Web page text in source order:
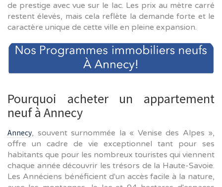
de prestige avec vue sur le lac. Les prix au mètre carré
restent élevés, mais cela reflète la demande forte et le
caractère unique de cette ville en pleine expansion.
Pourquoi acheter un appartement
neuf à Annecy
Annecy, souvent surnommée la « Venise des Alpes »,
offre un cadre de vie exceptionnel tant pour ses
habitants que pour les nombreux touristes qui viennent
chaque année découvrir les trésors de la Haute-Savoie.
Les Annéciens bénéficient d'un accès facile à la nature,